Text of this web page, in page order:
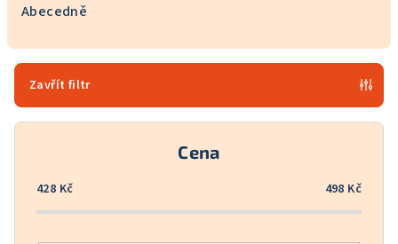
r
o
Abecedně
Zavřít filtr
Cena
428 Kč 498 Kč